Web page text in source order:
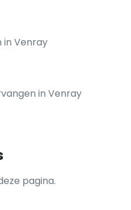
in Venray
in Venray
pagina.